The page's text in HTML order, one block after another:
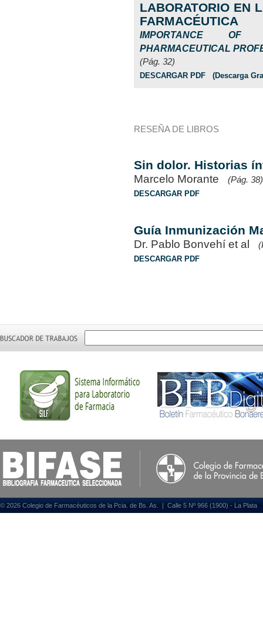
LABORATORIO EN
FARMACÉUTICA
IMPORTANCE OF
PHARMACEUTICAL
(Pág. 32)
DESCARGAR PDF (Descarga
RESEÑA DE LIBROS
Sin dolor. Historias
Marcelo Morante (Pág. 38)
DESCARGAR PDF
Guía Inmunización
Dr. Pablo Bonvehí et al
DESCARGAR PDF
© 2026 Colegio de Farmacéuticos de la Pcia. de Bs. As. | Calle 5 Nº 966 (1900) - La